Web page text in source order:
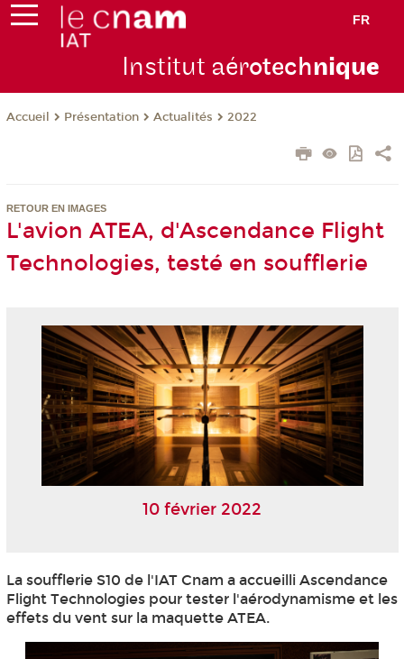
FR
Institut aérotechnique
Accueil Présentation Actualités 2022
RETOUR EN IMAGES
L'avion ATEA, d'Ascendance Flight
Technologies, testé en soufflerie
10 février 2022
La soufflerie S10 de l'IAT Cnam a accueilli Ascendance
Flight Technologies pour tester l'aérodynamisme et les
effets du vent sur la maquette ATEA.